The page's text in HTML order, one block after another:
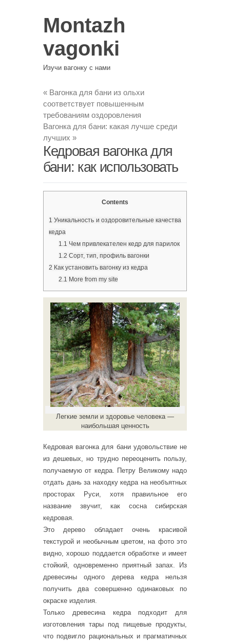
Montazh
vagonki
Изучи вагонку с нами
« Вагонка для бани из ольхи
соответствует повышенным
требованиям оздоровления
Вагонка для бани: какая лучше среди
лучших »
Кедровая вагонка для
бани: как использовать
Contents
1 Уникальность и оздоровительные качества
кедра
1.1 Чем привлекателен кедр для парилок
1.2 Сорт, тип, профиль вагонки
2 Как установить вагонку из кедра
2.1 More from my site
Легкие земли и здоровье человека —
наибольшая ценность
Кедровая вагонка для бани удовольствие не
из дешевых, но трудно переоценить пользу,
получаемую от кедра. Петру Великому надо
отдать дань за находку кедра на необъятных
просторах Руси, хотя правильное его
название звучит, как сосна сибирская
кедровая.
Это дерево обладает очень красивой
текстурой и необычным цветом, на фото это
видно, хорошо поддается обработке и имеет
стойкий, одновременно приятный запах. Из
древесины одного дерева кедра нельзя
получить два совершенно одинаковых по
окраске изделия.
Только древесина кедра подходит для
изготовления тары под пищевые продукты,
что подвигло рациональных и прагматичных